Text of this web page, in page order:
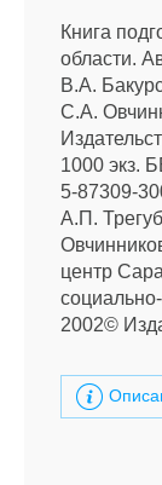
Книга
области.
В.А.
С.А.
1000 экз.
5-87309-
А.П.
центр
2002©